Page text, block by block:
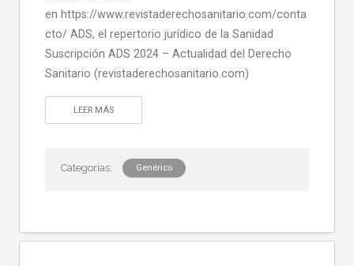
en https://www.revistaderechosanitario.com/conta
cto/ ADS, el repertorio jurídico de la Sanidad
Suscripción ADS 2024 – Actualidad del Derecho
Sanitario (revistaderechosanitario.com)
LEER MÁS
Genérico